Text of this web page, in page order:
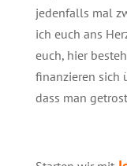
jedenfalls mal
ich euch ans
euch, hier
finanzieren sich
dass man